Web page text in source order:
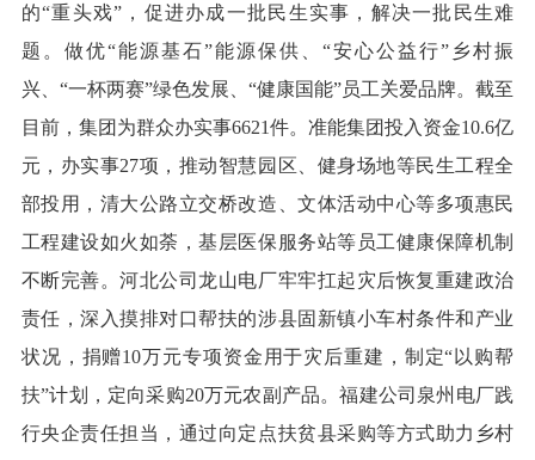
的“重头戏”，促进办成一批民生实事，解决一批民生难
题。做优“能源基石”能源保供、“安心公益行”乡村振
兴、“一杯两赛”绿色发展、“健康国能”员工关爱品牌。截至
目前，集团为群众办实事6621件。准能集团投入资金10.6亿
元，办实事27项，推动智慧园区、健身场地等民生工程全
部投用，清大公路立交桥改造、文体活动中心等多项惠民
工程建设如火如荼，基层医保服务站等员工健康保障机制
不断完善。河北公司龙山电厂牢牢扛起灾后恢复重建政治
责任，深入摸排对口帮扶的涉县固新镇小车村条件和产业
状况，捐赠10万元专项资金用于灾后重建，制定“以购帮
扶”计划，定向采购20万元农副产品。福建公司泉州电厂践
行央企责任担当，通过向定点扶贫县采购等方式助力乡村